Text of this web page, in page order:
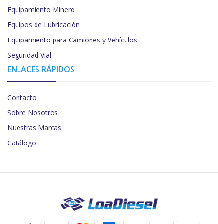
Equipamiento Minero
Equipos de Lubricación
Equipamiento para Camiones y Vehículos
Seguridad Vial
ENLACES RÁPIDOS
Contacto
Sobre Nosotros
Nuestras Marcas
Catálogo